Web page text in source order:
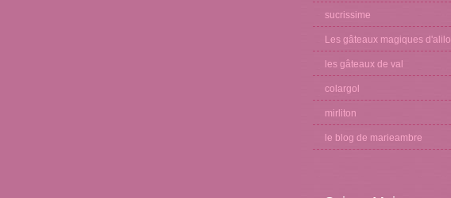
sucrissime
Les gâteaux magiques d'alilo
les gâteaux de val
colargol
mirliton
le blog de marieambre